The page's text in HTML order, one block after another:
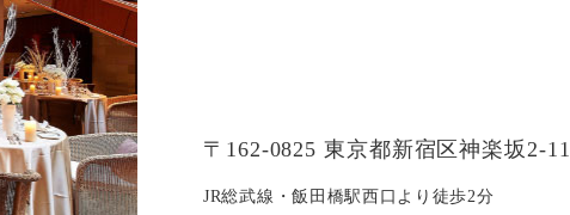
〒162-0825 東京都新宿区神楽坂2-11
JR総武線・飯田橋駅西口より徒歩2分